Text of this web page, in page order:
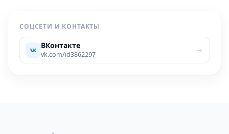
СОЦСЕТИ И КОНТАКТЫ
ВКонтакте
vk.com/id3862297